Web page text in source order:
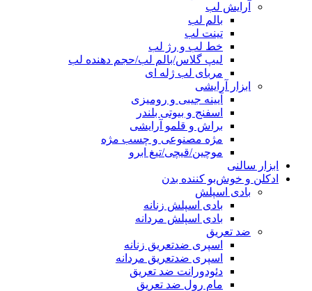
آرایش لب
بالم لب
تینت لب
خط لب و رژ لب
لیپ گلاس/بالم لب/حجم دهنده لب
مربای لب ژله ای
ابزار آرایشی
آیینه جیبی و رومیزی
اسفنج و بیوتی بلندر
براش و قلمو آرایشی
مژه مصنوعی و چسب مژه
موچین/قیچی/تیغ ابرو
ابزار سالنی
ادکلن و خوش‌بو کننده بدن
بادی اسپلش
بادی اسپلش زنانه
بادی اسپلش مردانه
ضد تعریق
اسپری ضدتعریق زنانه
اسپری ضدتعریق مردانه
دئودورانت ضد تعریق
مام رول ضد تعریق